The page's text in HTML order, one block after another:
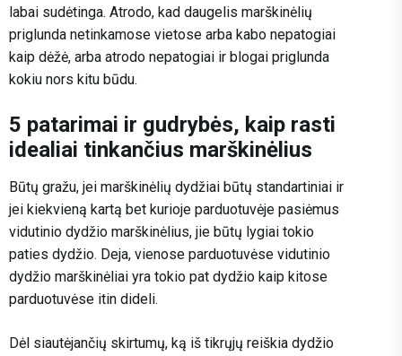
labai sudėtinga. Atrodo, kad daugelis marškinėlių
priglunda netinkamose vietose arba kabo nepatogiai
kaip dėžė, arba atrodo nepatogiai ir blogai priglunda
kokiu nors kitu būdu.
5 patarimai ir gudrybės, kaip rasti
idealiai tinkančius marškinėlius
Būtų gražu, jei marškinėlių dydžiai būtų standartiniai ir
jei kiekvieną kartą bet kurioje parduotuvėje pasiėmus
vidutinio dydžio marškinėlius, jie būtų lygiai tokio
paties dydžio. Deja, vienose parduotuvėse vidutinio
dydžio marškinėliai yra tokio pat dydžio kaip kitose
parduotuvėse itin dideli.
Dėl siautėjančių skirtumų, ką iš tikrųjų reiškia dydžio